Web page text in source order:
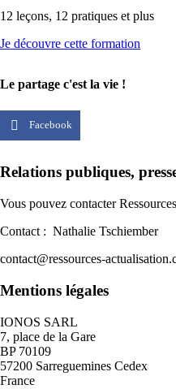
12 leçons, 12 pratiques et plus
Je découvre cette formation
Le partage c'est la vie !
Facebook
Relations publiques,
Vous pouvez contacter
Contact : Nathalie Tschiember
contact@ressources-
Mentions légales
IONOS SARL
7, place de la Gare
BP 70109
57200 Sarreguemines Cedex
France